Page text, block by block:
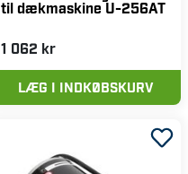
til dækmaskine U-256AT
1 062 kr
LÆG I INDKØBSKURV